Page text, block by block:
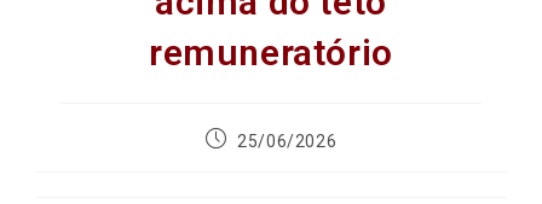
remuneratório
25/06/2026